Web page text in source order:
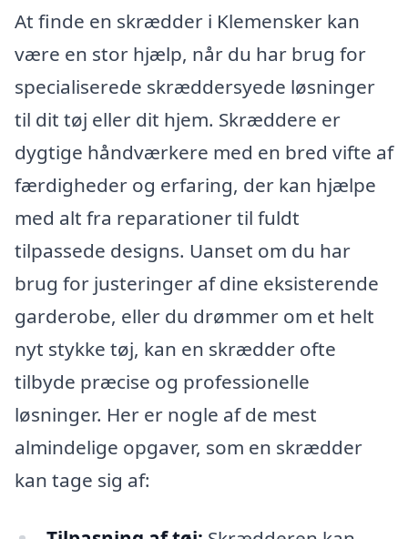
At finde en skrædder i Klemensker kan
være en stor hjælp, når du har brug for
specialiserede skræddersyede løsninger
til dit tøj eller dit hjem. Skræddere er
dygtige håndværkere med en bred vifte af
færdigheder og erfaring, der kan hjælpe
med alt fra reparationer til fuldt
tilpassede designs. Uanset om du har
brug for justeringer af dine eksisterende
garderobe, eller du drømmer om et helt
nyt stykke tøj, kan en skrædder ofte
tilbyde præcise og professionelle
løsninger. Her er nogle af de mest
almindelige opgaver, som en skrædder
kan tage sig af: